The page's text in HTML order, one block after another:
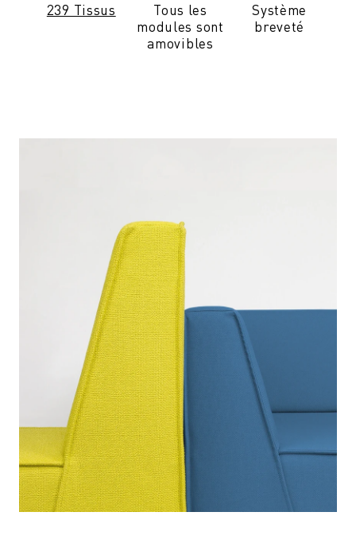
239 Tissus
Tous les
modules sont
amovibles
Système
breveté